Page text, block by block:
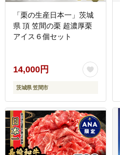
「栗の生産日本一」茨城
県 頂 笠間の栗 超濃厚栗
アイス６個セット
14,000円
茨城県 笠間市